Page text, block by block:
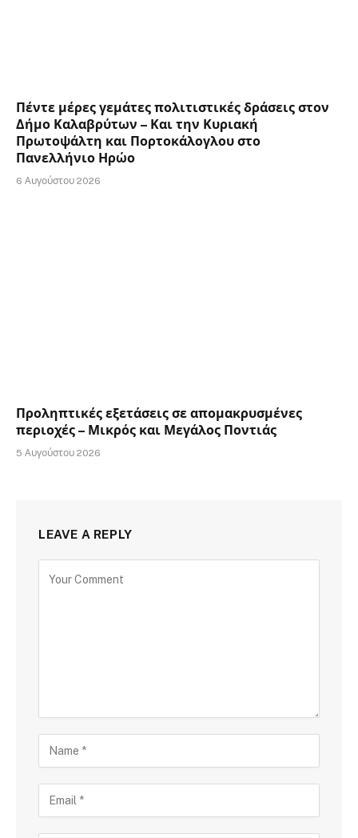
Πέντε μέρες γεμάτες πολιτιστικές δράσεις στον
Δήμο Καλαβρύτων – Και την Κυριακή
Πρωτοψάλτη και Πορτοκάλογλου στο
Πανελλήνιο Ηρώο
6 Αυγούστου 2026
Προληπτικές εξετάσεις σε απομακρυσμένες
περιοχές – Μικρός και Μεγάλος Ποντιάς
5 Αυγούστου 2026
LEAVE A REPLY